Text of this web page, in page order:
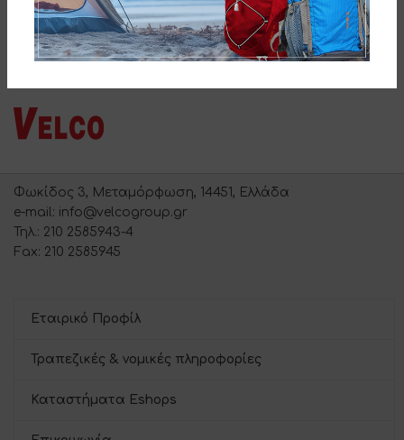
Φωκίδος 3, Μεταμόρφωση, 14451, Ελλάδα
e-mail: info@velcogroup.gr
Τηλ.: 210 2585943-4
Fax: 210 2585945
Εταιρικό Προφίλ
Τραπεζικές & νομικές πληροφορίες
Καταστήματα Eshops